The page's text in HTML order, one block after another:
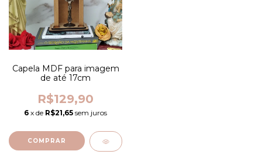
Capela MDF para imagem
de até 17cm
R$129,90
6 x de R$21,65 sem juros